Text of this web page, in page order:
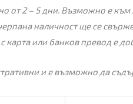
от 2 – 5 дни. Възможно е
наличност ще се
карта или банков превод е
и е възможно да